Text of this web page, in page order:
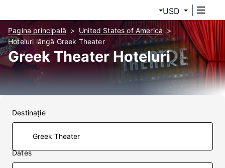
USD
Pagina principală
United States of America
Hoteluri lângă Greek Theater
Greek Theater Hoteluri
Destinaţie
Dates